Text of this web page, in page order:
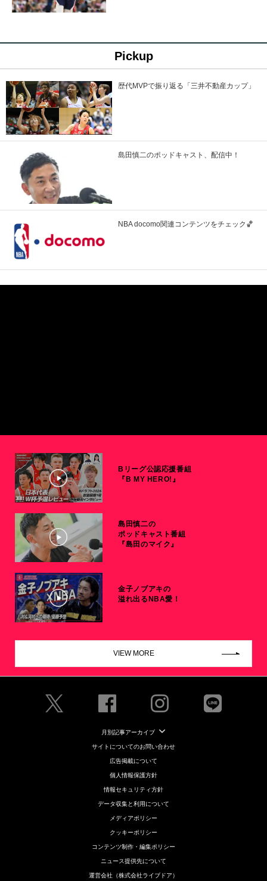
Pickup
歴代MVPで振り返る「三井不動産カップ」
島田慎二のポッドキャスト、配信中！
NBA docomo関連コンテンツをチェック🏀
Bリーグ公認応援番組
『B MY HERO!』
島田慎二の
ポッドキャスト番組
『島田のマイク』
金子ノブアキの
溢れ出るNBA愛！
VIEW MORE
月別記事アーカイブ
サイトについてのお問い合わせ
広告掲載について
個人情報保護方針
情報セキュリティ方針
データ収集と利用について
メディアポリシー
クッキーポリシー
コンテンツ制作・編集ポリシー
ニュース提供先について
運営会社（株式会社ライブドア）